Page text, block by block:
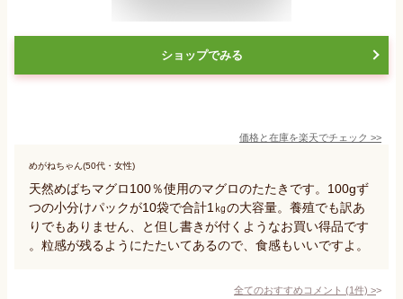
ショップでみる
価格と在庫を楽天でチェック >>
めがねちゃん(50代・女性)
天然めばちマグロ100％使用のマグロのたたきです。100gず
つの小分けパックが10袋で合計1㎏の大容量。養殖でも訳あ
りでもありません、と但し書きが付くようなお買い得品です
。粒感が残るようにたたいてあるので、食感もいいですよ。
全てのおすすめコメント (1件) >